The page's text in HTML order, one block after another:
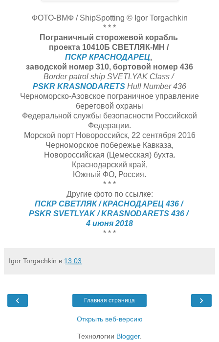
ФОТО-ВМФ / ShipSpotting © Igor Torgachkin
* * *
Пограничный сторожевой корабль
проекта 10410Б СВЕТЛЯК-МН /
ПСКР КРАСНОДАРЕЦ,
заводской номер 310, бортовой номер 436
Border patrol ship SVETLYAK Class /
PSKR KRASNODARETS Hull Number 436
Черноморско-Азовское пограничное управление
береговой охраны
Федеральной службы безопасности Российской
Федерации.
Морской порт Новороссийск, 22 сентября 2016
Черноморское побережье Кавказа,
Новороссийская (Цемесская) бухта.
Краснодарский край,
Южный ФО, Россия.
* * *
Другие фото по ссылке:
ПСКР СВЕТЛЯК / КРАСНОДАРЕЦ 436 /
PSKR SVETLYAK / KRASNODARETS 436 /
4 июня 2018
* * *
Igor Torgachkin в 13:03
‹ ›
Главная страница
Открыть веб-версию
Технологии Blogger.